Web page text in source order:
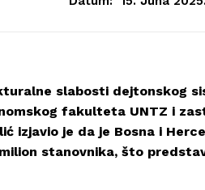
slabosti dejtonskog
fakulteta UNTZ i
izjavio je da je Bosna i
stanovnika, što